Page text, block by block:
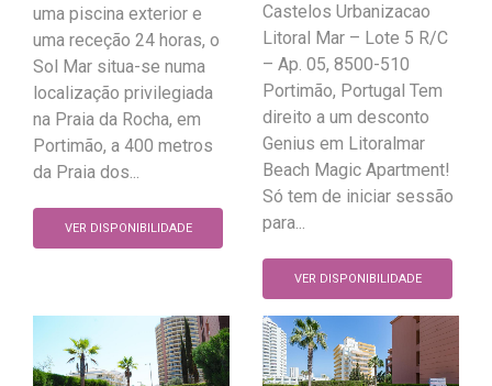
uma piscina exterior e
uma receção 24 horas, o
Sol Mar situa-se numa
localização privilegiada
na Praia da Rocha, em
Portimão, a 400 metros
da Praia dos...
VER DISPONIBILIDADE
Castelos Urbanizacao
Litoral Mar – Lote 5 R/C
– Ap. 05, 8500-510
Portimão, Portugal Tem
direito a um desconto
Genius em Litoralmar
Beach Magic Apartment!
Só tem de iniciar sessão
para...
VER DISPONIBILIDADE